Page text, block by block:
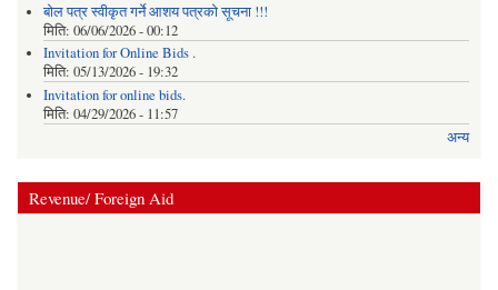
बोल पत्र स्वीकृत गर्ने आशय पत्रको सूचना !!!
मिति: 06/06/2026 - 00:12
Invitation for Online Bids .
मिति: 05/13/2026 - 19:32
Invitation for online bids.
मिति: 04/29/2026 - 11:57
अन्य
Revenue/ Foreign Aid